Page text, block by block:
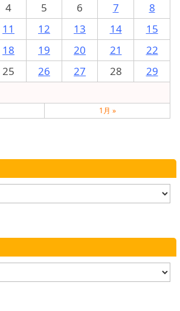
4 5 6 7
8
11 12 13 14
15
18 19 20 21
22
25 26 27 28
29
1月 »